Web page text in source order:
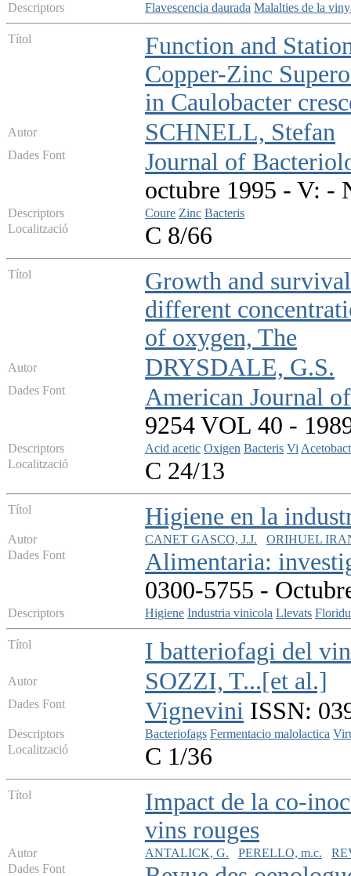
Descriptors Flavescencia daurada Malalties de la
Títol
Function and
Copper-Zinc
in Caulobacter
Autor SCHNELL, Stefan
Dades Font
Journal of
octubre 1995 - V: -
Descriptors Coure Zinc Bacteris
Localització
C 8/66
Títol
Growth and
different
of oxygen, The
Autor DRYSDALE, G.S.
Dades Font
American Journal
9254 VOL 40 -
Descriptors Acid acetic Oxigen Bacteris Vi
Localització
C 24/13
Títol Higiene en la
Autor CANET GASCO, J.J.
ORIHUEL
Dades Font
Alimentaria:
0300-5755 -
Descriptors Higiene Industria vinicola Llevats
Títol I batteriofagi del
Autor SOZZI, T...[et al.]
Dades Font Vignevini ISSN:
Descriptors Bacteriofags Fermentacio malolactica
Localització
C 1/36
Títol
Impact de la co-
vins rouges
Autor ANTALICK, G. PERELLO, m.c.
Dades Font